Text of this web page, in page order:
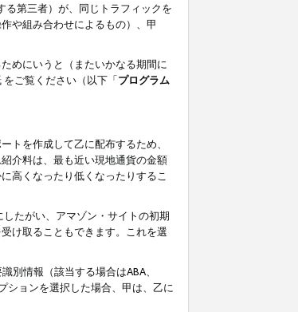
第三者）が、同じトラフィックを
や組み合わせによるもの）、甲
めにいうと（またいかなる期間に
をご覧ください（以下「プログラム
トを作成して乙に配布するため、
介料は、最も近い現地通貨の金額
高くなったり低くなったりするこ
たがい、アマゾン・サイトの初期
け取ることもできます。これを選
情報（該当する場合はABA、
ションを選択した場合、甲は、乙に